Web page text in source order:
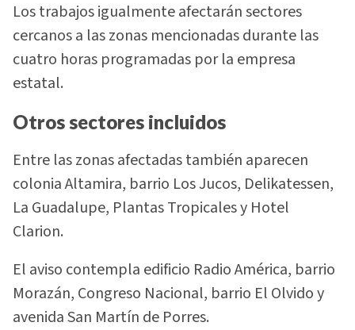
Los trabajos igualmente afectarán sectores
cercanos a las zonas mencionadas durante las
cuatro horas programadas por la empresa
estatal.
Otros sectores incluidos
Entre las zonas afectadas también aparecen
colonia Altamira, barrio Los Jucos, Delikatessen,
La Guadalupe, Plantas Tropicales y Hotel
Clarion.
El aviso contempla edificio Radio América, barrio
Morazán, Congreso Nacional, barrio El Olvido y
avenida San Martín de Porres.